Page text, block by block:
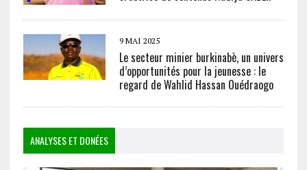
9 MAI 2025
Le secteur minier burkinabè, un univers
d’opportunités pour la jeunesse : le
regard de Wahlid Hassan Ouédraogo
ANALYSES ET DONÉES